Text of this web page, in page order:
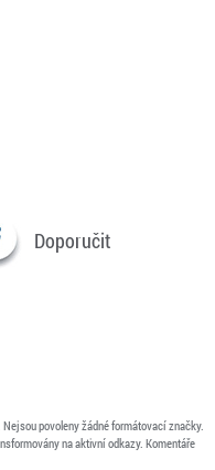
Doporučit
povoleny žádné formátovací značky.
na aktivní odkazy. Komentáře